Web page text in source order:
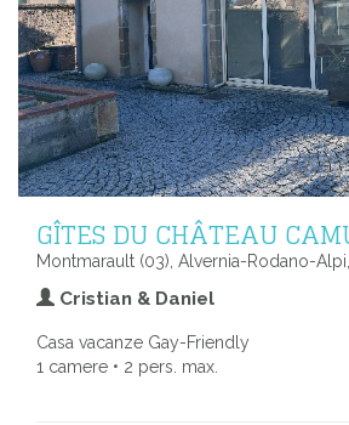
GÎTES DU CHÂTEAU
Montmarault (03), Alvernia-Rodano-
Cristian & Daniel
Casa vacanze Gay-Friendly
1 camere • 2 pers. max.